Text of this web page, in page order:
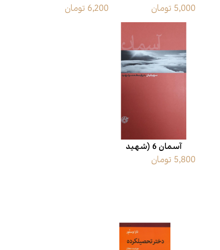
به روایت همسر شهید)
5,000 تومان
به روایت همسر شهید)
6,200 تومان
آسمان 6 (شهید
سهیلیان به روایت5,800 تومان